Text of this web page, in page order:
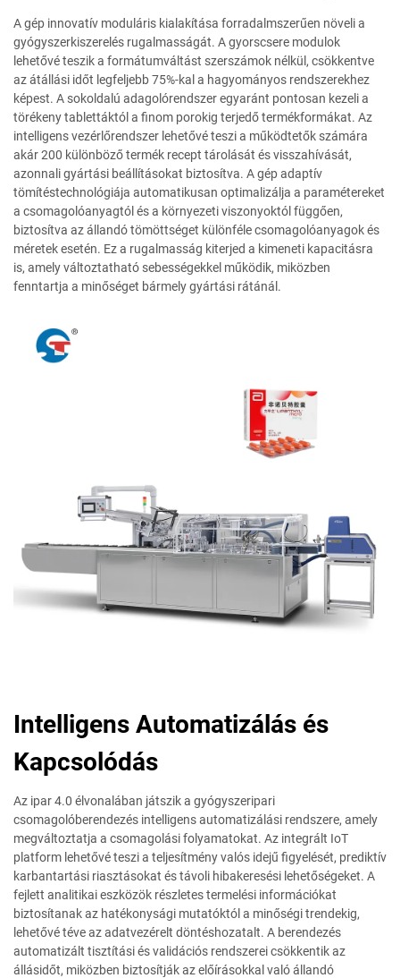
A gép innovatív moduláris kialakítása forradalmszerűen növeli a
gyógyszerkiszerelés rugalmasságát. A gyorscsere modulok
lehetővé teszik a formátumváltást szerszámok nélkül, csökkentve
az átállási időt legfeljebb 75%-kal a hagyományos rendszerekhez
képest. A sokoldalú adagolórendszer egyaránt pontosan kezeli a
törékeny tablettáktól a finom porokig terjedő termékformákat. Az
intelligens vezérlőrendszer lehetővé teszi a működtetők számára
akár 200 különböző termék recept tárolását és visszahívását,
azonnali gyártási beállításokat biztosítva. A gép adaptív
tömítéstechnológiája automatikusan optimalizálja a paramétereket
a csomagolóanyagtól és a környezeti viszonyoktól függően,
biztosítva az állandó tömöttséget különféle csomagolóanyagok és
méretek esetén. Ez a rugalmasság kiterjed a kimeneti kapacitásra
is, amely változtatható sebességekkel működik, miközben
fenntartja a minőséget bármely gyártási rátánál.
Intelligens Automatizálás és
Kapcsolódás
Az ipar 4.0 élvonalában játszik a gyógyszeripari
csomagolóberendezés intelligens automatizálási rendszere, amely
megváltoztatja a csomagolási folyamatokat. Az integrált IoT
platform lehetővé teszi a teljesítmény valós idejű figyelését, prediktív
karbantartási riasztásokat és távoli hibakeresési lehetőségeket. A
fejlett analitikai eszközök részletes termelési információkat
biztosítanak az hatékonysági mutatóktól a minőségi trendekig,
lehetővé téve az adatvezérelt döntéshozatalt. A berendezés
automatizált tisztítási és validációs rendszerei csökkentik az
állásidőt, miközben biztosítják az előírásokkal való állandó